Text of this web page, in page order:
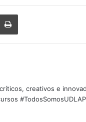
Email Print
creativos e
#TodosSomosUDLAP